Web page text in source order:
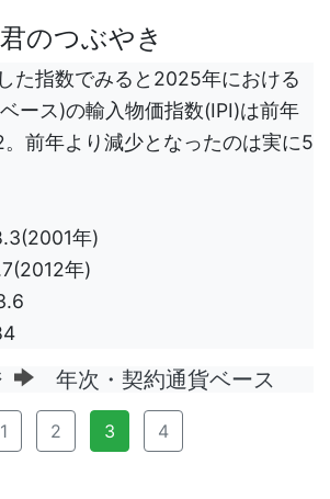
のつぶやき
た指数でみると2025年における
ース)の輸入物価指数(IPI)は前年
。前年より減少となったのは実に5
年)
年)
年次・契約通貨ベース
1 2 3 4